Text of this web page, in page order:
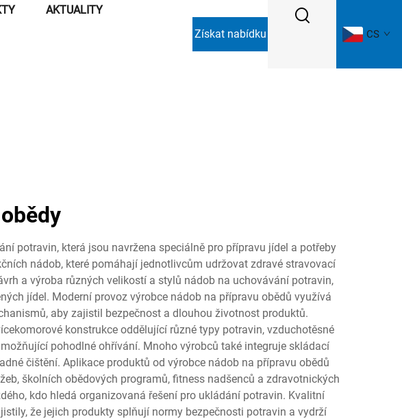
AKTUALITY
Získat nabídku CS
potravin, která jsou navržena speciálně pro přípravu jídel a potřeby
nádob, které pomáhají jednotlivcům udržovat zdravé stravovací
a výroba různých velikostí a stylů nádob na uchovávání potravin,
jídel. Moderní provoz výrobce nádob na přípravu obědů využívá
aby zajistil bezpečnost a dlouhou životnost produktů.
konstrukce oddělující různé typy potravin, vzduchotěsné
pohodlné ohřívání. Mnoho výrobců také integruje skládací
čištění. Aplikace produktů od výrobce nádob na přípravu obědů
školních obědových programů, fitness nadšenců a zdravotnických
kdo hledá organizovaná řešení pro ukládání potravin. Kvalitní
že jejich produkty splňují normy bezpečnosti potravin a vydrží